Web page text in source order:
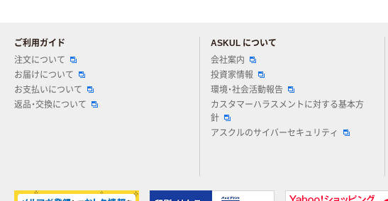
ご利用ガイド
注文について
お届けについて
お支払いについて
返品・交換について
ASKUL について
会社案内
投資家情報
環境・社会活動報告
カスタマーハラスメントに対する基本方
針
アスクルのサイバーセキュリティ